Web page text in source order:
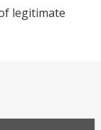
legitimate